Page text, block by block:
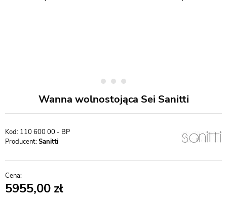
Wanna wolnostojąca Sei Sanitti
110 600 00 - BP
Producent:Sanitti
5955,00